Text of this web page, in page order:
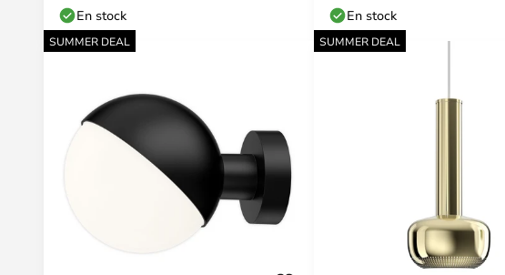
En stock En stock
SUMMER DEAL SUMMER DEAL